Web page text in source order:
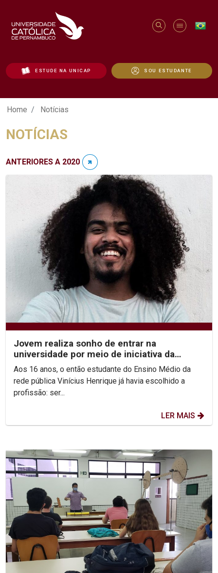
ESTUDE NA UNICAP SOU ESTUDANTE
Notícias - Unicap
Home Notícias
NOTÍCIAS
ANTERIORES A 2020
Jovem realiza sonho de entrar na
universidade por meio de iniciativa da
Unicap
Aos 16 anos, o então estudante do Ensino Médio da
rede pública Vinícius Henrique já havia escolhido a
profissão: ser...
LER MAIS